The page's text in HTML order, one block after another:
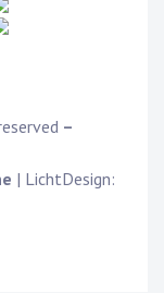
–
| LichtDesign: